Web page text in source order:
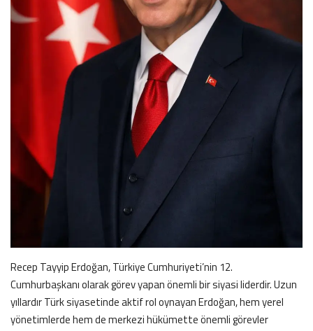
Recep Tayyip Erdoğan, Türkiye Cumhuriyeti’nin 12.
Cumhurbaşkanı olarak görev yapan önemli bir siyasi liderdir. Uzun
yıllardır Türk siyasetinde aktif rol oynayan Erdoğan, hem yerel
yönetimlerde hem de merkezi hükümette önemli görevler